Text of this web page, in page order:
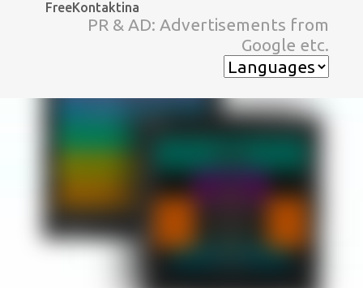
スキップしてメイン コンテンツに移動
FreeKontaktina
PR & AD: Advertisements from
Google etc.